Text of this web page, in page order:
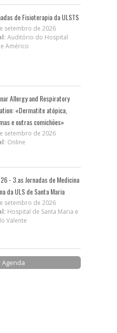
de Fisioterapia da ULSTS
setembro de 2026
Auditório do Hospital
Américo
Allergy and Respiratory
«Dermatite atópica,
e outras comichões»
setembro de 2026
Online
26 - 3.as Jornadas de Medicina
da ULS de Santa Maria
setembro de 2026
Hospital de Santa Maria e
Valente
Agenda